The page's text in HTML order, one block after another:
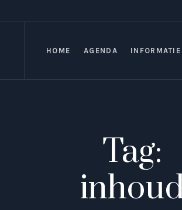
HOME AGENDA INFORMATIE
Tag: